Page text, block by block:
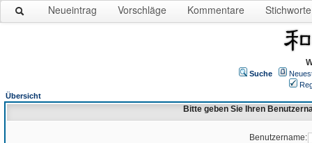
Neueintrag Vorschläge Kommentare Stichworte
Suche
Übersicht
Bitte geben Sie Ihren
Benutzername: